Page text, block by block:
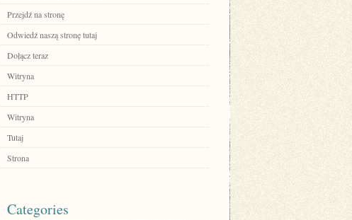
Przejdź na stronę
Odwiedź naszą stronę tutaj
Dołącz teraz
Witryna
HTTP
Witryna
Tutaj
Strona
Categories